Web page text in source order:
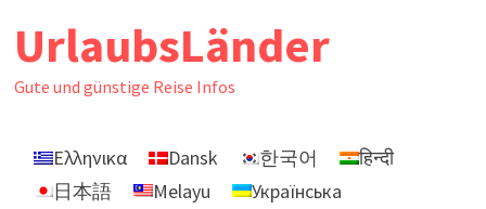
UrlaubsLänder
Gute und günstige Reise Infos
Ελληνικα Dansk 한국어
हिन्दी
日本語
Melayu
Українська